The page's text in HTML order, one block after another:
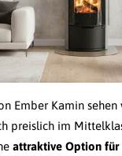
Ember Kamin sehen
preislich im
attraktive Option für